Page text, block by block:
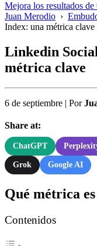
Mejora los resultados
Juan Merodio ›
Index: una métrica clave
Linkedin
métrica clave
6 de septiembre | Por
Share at:
ChatGPT
Grok Google AI
Qué métrica
Contenidos